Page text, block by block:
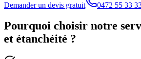
Demander un devis gratuit 0472 55 33
Pourquoi choisir notre
et étanchéité ?